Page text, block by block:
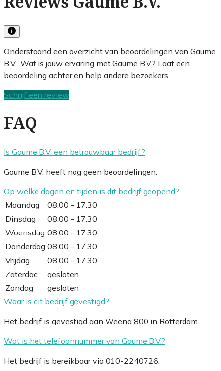
Onderstaand een overzicht van beoordelingen van Gaume
B.V.. Wat is jouw ervaring met Gaume B.V.? Laat een
beoordeling achter en help andere bezoekers.
Schrijf een review
FAQ
Is Gaume B.V. een betrouwbaar bedrijf?
Gaume B.V. heeft nog geen beoordelingen.
Op welke dagen en tijden is dit bedrijf geopend?
Maandag
08.00 - 17.30
Dinsdag
08.00 - 17.30
Woensdag 08.00 - 17.30
Donderdag 08.00 - 17.30
Vrijdag
08.00 - 17.30
Zaterdag
gesloten
Zondag
gesloten
Waar is dit bedrijf gevestigd?
Het bedrijf is gevestigd aan Weena 800 in Rotterdam.
Wat is het telefoonnummer van Gaume B.V.?
Het bedrijf is bereikbaar via 010-2240726.